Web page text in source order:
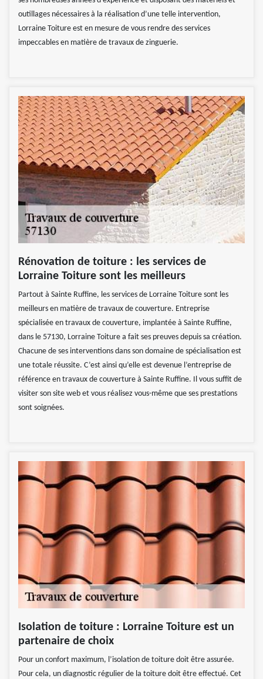
outillages nécessaires à la réalisation d’une telle intervention,
Lorraine Toiture est en mesure de vous rendre des services
impeccables en matière de travaux de zinguerie.
Rénovation de toiture : les services de
Lorraine Toiture sont les meilleurs
Partout à Sainte Ruffine, les services de Lorraine Toiture sont les
meilleurs en matière de travaux de couverture. Entreprise
spécialisée en travaux de couverture, implantée à Sainte Ruffine,
dans le 57130, Lorraine Toiture a fait ses preuves depuis sa création.
Chacune de ses interventions dans son domaine de spécialisation est
une totale réussite. C’est ainsi qu’elle est devenue l’entreprise de
référence en travaux de couverture à Sainte Ruffine. Il vous suffit de
visiter son site web et vous réalisez vous-même que ses prestations
sont soignées.
Isolation de toiture : Lorraine Toiture est un
partenaire de choix
Pour un confort maximum, l’isolation de toiture doit être assurée.
Pour cela, un diagnostic régulier de la toiture doit être effectué. Cet